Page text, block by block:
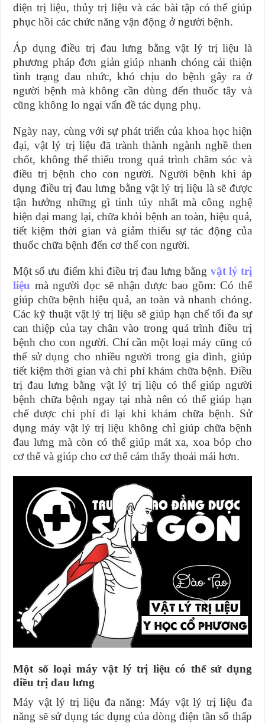
điện trị liệu, thủy trị liệu và các bài tập có thể giúp
phục hồi các chức năng vận động ở người bệnh.
Áp dụng điều trị đau lưng bằng vật lý trị liệu là
phương pháp đơn giản giúp nhanh chóng cải thiện
tình trạng đau nhức, khó chịu do bệnh gây ra ở
người bệnh mà không cần dùng đến thuốc tây và
cũng không lo ngại vấn đề tác dụng phụ.
Ngày nay, cùng với sự phát triển của khoa học hiện
đại, vật lý trị liệu đã trành thành ngành nghề then
chốt, không thể thiếu trong quá trình chăm sóc và
điều trị bệnh cho con người. Người bệnh khi áp
dụng điều trị đau lưng bằng vật lý trị liệu là sẽ được
tận hưởng những gì tinh túy nhất mà công nghệ
hiện đại mang lại, chữa khỏi bệnh an toàn, hiệu quả,
tiết kiệm thời gian và giảm thiểu sự tác động của
thuốc chữa bệnh đến cơ thể con người.
Một số ưu điểm khi điều trị đau lưng bằng vật lý trị
liệu mà người đọc sẽ nhận được bao gồm: Có thể
giúp chữa bệnh hiệu quả, an toàn và nhanh chóng.
Các kỹ thuật vật lý trị liệu sẽ giúp hạn chế tối đa sự
can thiệp của tay chân vào trong quá trình điều trị
bệnh cho con người. Chỉ cần một loại máy cũng có
thể sử dụng cho nhiều người trong gia đình, giúp
tiết kiệm thời gian và chi phí khám chữa bệnh. Điều
trị đau lưng bằng vật lý trị liệu có thể giúp người
bệnh chữa bệnh ngay tại nhà nên có thể giúp hạn
chế được chi phí đi lại khi khám chữa bệnh. Sử
dụng máy vật lý trị liệu không chỉ giúp chữa bệnh
đau lưng mà còn có thể giúp mát xa, xoa bóp cho
cơ thể và giúp cho cơ thể cảm thấy thoải mái hơn.
Một số loại máy vật lý trị liệu có thể sử dụng
điều trị đau lưng
Máy vật lý trị liệu đa năng: Máy vật lý trị liệu đa
năng sẽ sử dụng tác dụng của dòng điện tần số thấp